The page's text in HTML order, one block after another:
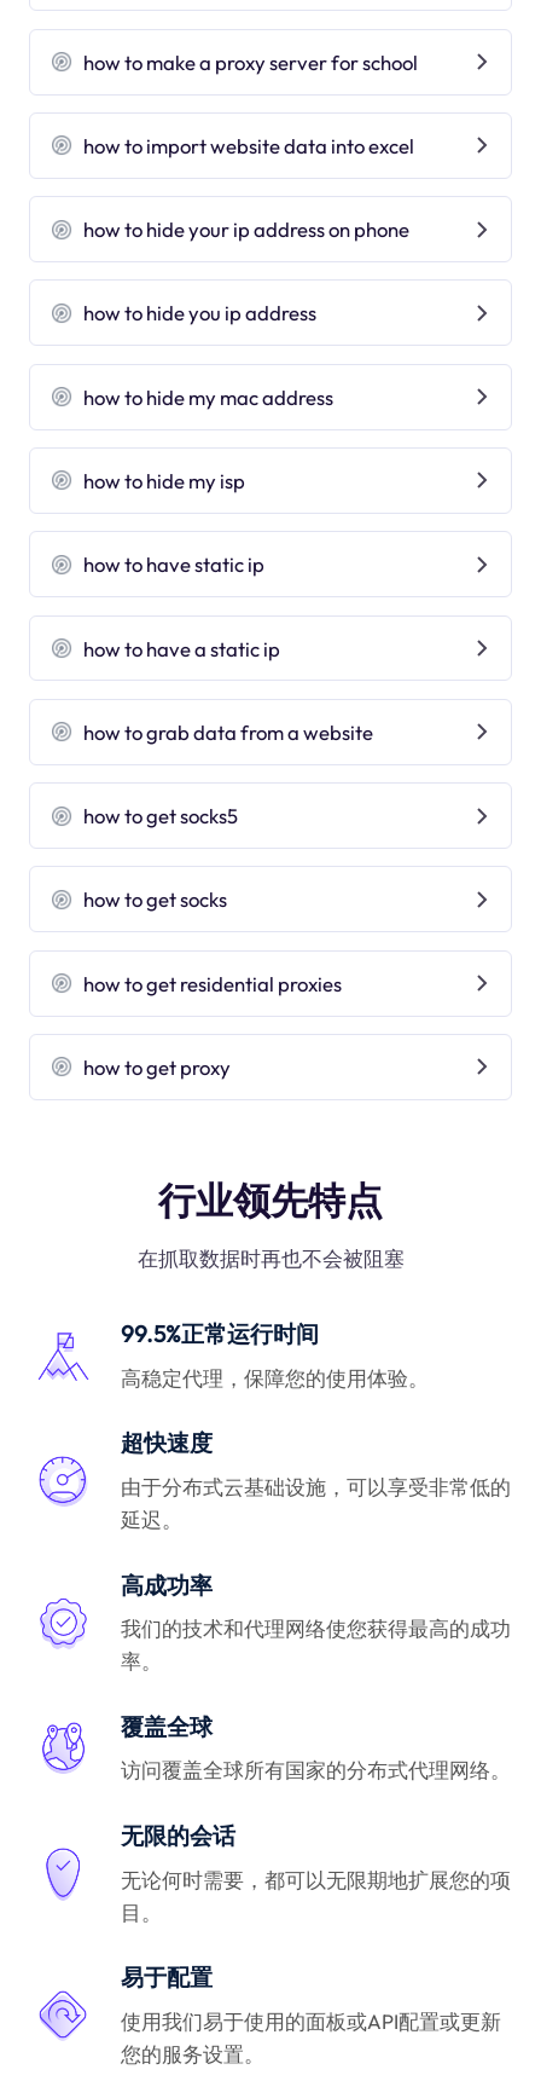
how to make a proxy server for school
how to import website data into excel
how to hide your ip address on phone
how to hide you ip address
how to hide my mac address
how to hide my isp
how to have static ip
how to have a static ip
how to grab data from a website
how to get socks5
how to get socks
how to get residential proxies
how to get proxy
行业领先特点
在抓取数据时再也不会被阻塞
99.5%正常运行时间
高稳定代理，保障您的使用体验。
超快速度
由于分布式云基础设施，可以享受非常低的
延迟。
高成功率
我们的技术和代理网络使您获得最高的成功
率。
覆盖全球
访问覆盖全球所有国家的分布式代理网络。
无限的会话
无论何时需要，都可以无限期地扩展您的项
目。
易于配置
使用我们易于使用的面板或API配置或更新
您的服务设置。